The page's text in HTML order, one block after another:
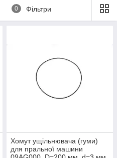
0 Фільтри
Хомут ущільнювача (гуми)
для пральної машини